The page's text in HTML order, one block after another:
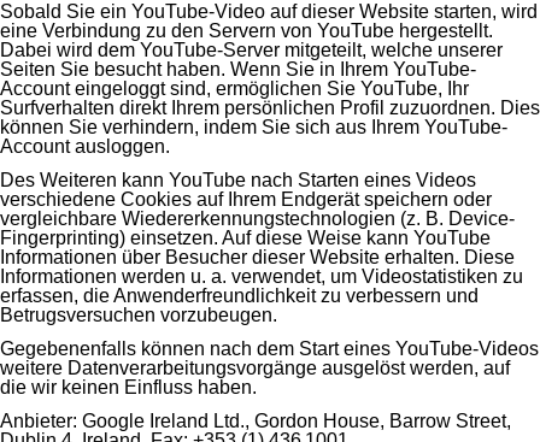
Sobald Sie ein YouTube-Video auf dieser Website starten, wird
eine Verbindung zu den Servern von YouTube hergestellt.
Dabei wird dem YouTube-Server mitgeteilt, welche unserer
Seiten Sie besucht haben. Wenn Sie in Ihrem YouTube-
Account eingeloggt sind, ermöglichen Sie YouTube, Ihr
Surfverhalten direkt Ihrem persönlichen Profil zuzuordnen. Dies
können Sie verhindern, indem Sie sich aus Ihrem YouTube-
Account ausloggen.
Des Weiteren kann YouTube nach Starten eines Videos
verschiedene Cookies auf Ihrem Endgerät speichern oder
vergleichbare Wiedererkennungstechnologien (z. B. Device-
Fingerprinting) einsetzen. Auf diese Weise kann YouTube
Informationen über Besucher dieser Website erhalten. Diese
Informationen werden u. a. verwendet, um Videostatistiken zu
erfassen, die Anwenderfreundlichkeit zu verbessern und
Betrugsversuchen vorzubeugen.
Gegebenenfalls können nach dem Start eines YouTube-Videos
weitere Datenverarbeitungsvorgänge ausgelöst werden, auf
die wir keinen Einfluss haben.
Anbieter: Google Ireland Ltd., Gordon House, Barrow Street,